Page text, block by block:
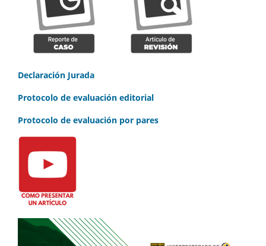
Declaración Jurada
Protocolo de evaluación editorial
Protocolo de evaluación por pares